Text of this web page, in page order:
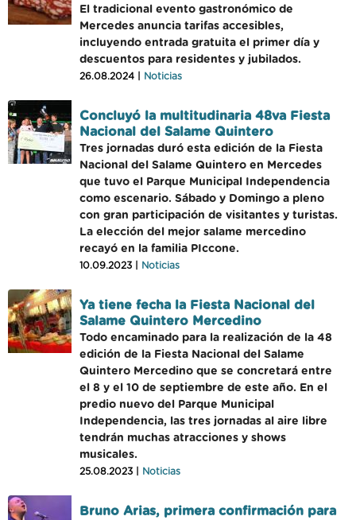
El tradicional evento gastronómico de
Mercedes anuncia tarifas accesibles,
incluyendo entrada gratuita el primer día y
descuentos para residentes y jubilados.
26.08.2024 | Noticias
Concluyó la multitudinaria 48va Fiesta
Nacional del Salame Quintero
Tres jornadas duró esta edición de la Fiesta
Nacional del Salame Quintero en Mercedes
que tuvo el Parque Municipal Independencia
como escenario. Sábado y Domingo a pleno
con gran participación de visitantes y turistas.
La elección del mejor salame mercedino
recayó en la familia PIccone.
10.09.2023 | Noticias
Ya tiene fecha la Fiesta Nacional del
Salame Quintero Mercedino
Todo encaminado para la realización de la 48
edición de la Fiesta Nacional del Salame
Quintero Mercedino que se concretará entre
el 8 y el 10 de septiembre de este año. En el
predio nuevo del Parque Municipal
Independencia, las tres jornadas al aire libre
tendrán muchas atracciones y shows
musicales.
25.08.2023 | Noticias
Bruno Arias, primera confirmación para